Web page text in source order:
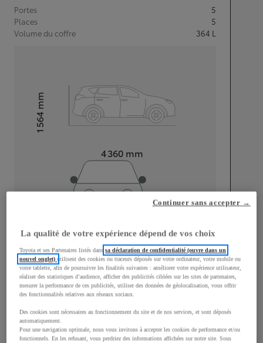
Portes
5
Places
5
Volume du coffre
364 L
4 360 mm
Hauteur1 564
mm
Largeur
1 830mm
Consommation mixte
Consommation mixte 4,8L/100 km
Émissions CO2
108 g/km
La qualité de votre expérience dépend de vos choix
Toyota et ses Partenaires listés danssa déclaration de confidentialité (ouvre dans un
nouvel onglet)utilisent des cookies ou traceurs déposés sur votre ordinateur, votre mobile ou
votre tablette, afin de poursuivre les finalités suivantes : améliorer votre expérience utilisateur,
réaliser des statistiques d’audience, afficher des publicités ciblées sur les sites de partenaires,
mesurer la performance de ces publicités, utiliser des données de géolocalisation, vous offrir
des fonctionnalités relatives aux réseaux sociaux.
Des cookies sont nécessaires au fonctionnement du site et de nos services, et sont déposés
automatiquement.
Pour une navigation optimale, nous vous invitons à accepter les cookies de performance et/ou
fonctionnels. En les refusant, vous perdriez des informations affichées sur notre site. Sous
Continuer sans accepter →